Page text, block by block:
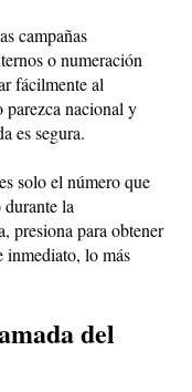
campañas
o numeración
fácilmente al
parezca nacional y
es segura.
solo el número que
la
presiona para obtener
inmediato, lo más
del